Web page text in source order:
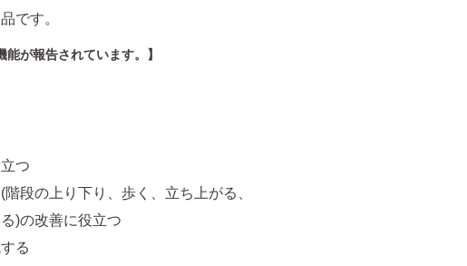
です。
能が報告されています。】
つ
段の上り下り、歩く、立ち上がる、
)の改善に役立つ
る